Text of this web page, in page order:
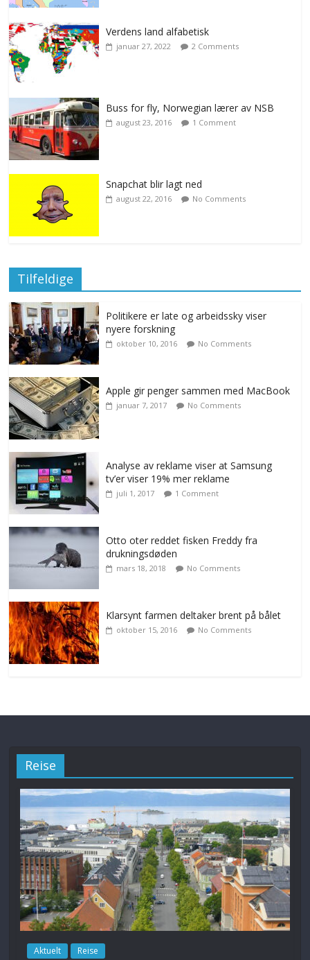
Verdens land alfabetisk
januar 27, 2022 2 Comments
Buss for fly, Norwegian lærer av NSB
august 23, 2016 1 Comment
Snapchat blir lagt ned
august 22, 2016 No Comments
Tilfeldige
Politikere er late og arbeidssky viser
nyere forskning
oktober 10, 2016 No Comments
Apple gir penger sammen med MacBook
januar 7, 2017 No Comments
Analyse av reklame viser at Samsung
tv’er viser 19% mer reklame
juli 1, 2017 1 Comment
Otto oter reddet fisken Freddy fra
drukningsdøden
mars 18, 2018 No Comments
Klarsynt farmen deltaker brent på bålet
oktober 15, 2016 No Comments
Reise
Aktuelt Reise